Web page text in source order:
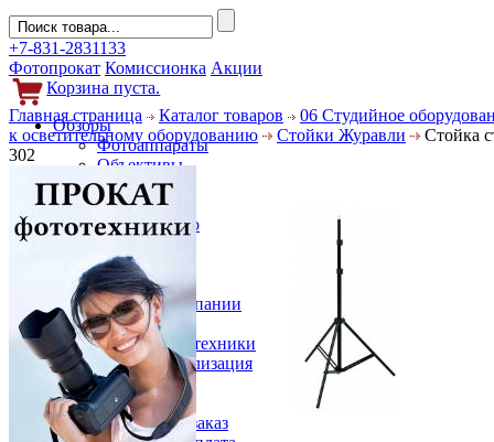
+7-831-2831133
Фотопрокат Комиссионка Акции
Корзина пуста.
Обзоры
Фотоаппараты
Объективы
Фильтры
Новости
Фото и видео
Аксессуары
Слухи
Новости компании
Услуги
Прокат фототехники
Выкуп и реализация
Покупателям
Акции
Как сделать заказ
Главная страница Каталог товаров
06 Студийное
к осветительному оборудованию
Стойки Журавли
Стойка
302